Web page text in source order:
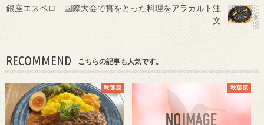
銀座エスペロ 国際大会で賞をとった料理をアラカルト注
文
RECOMMEND こちらの記事も人気です。
秋葉原 秋葉原